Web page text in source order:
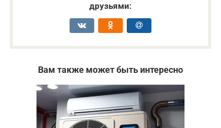
друзьями:
Вам также может быть интересно